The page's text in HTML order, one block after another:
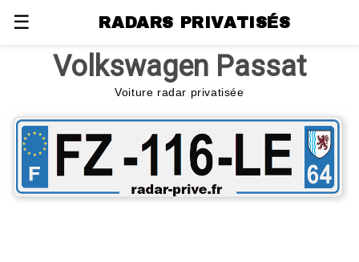
☰ RADARS PRIVATISÉS
Volkswagen Passat
Voiture radar privatisée